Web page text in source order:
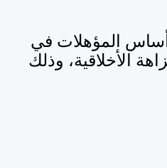
المؤهلات في
الأخلاقية، وذلك